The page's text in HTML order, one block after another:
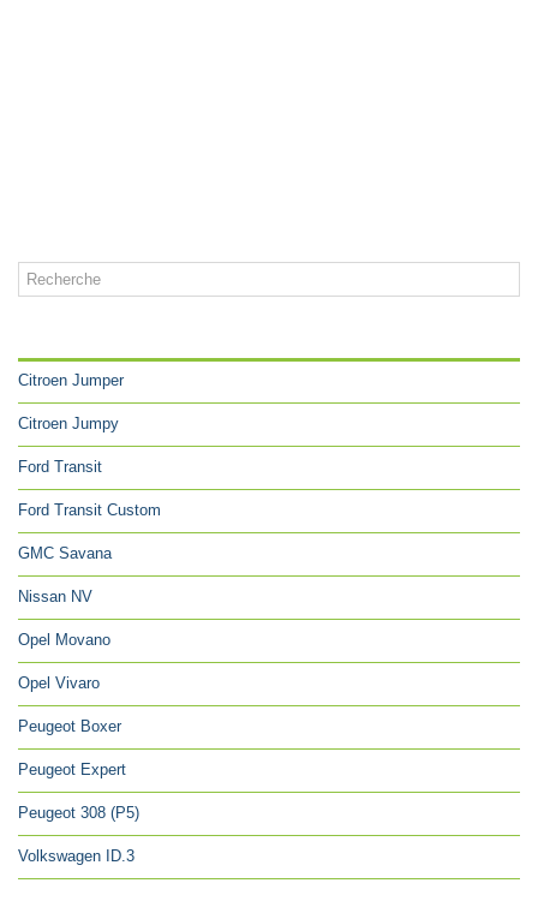
Citroen Jumper
Citroen Jumpy
Ford Transit
Ford Transit Custom
GMC Savana
Nissan NV
Opel Movano
Opel Vivaro
Peugeot Boxer
Peugeot Expert
Peugeot 308 (P5)
Volkswagen ID.3